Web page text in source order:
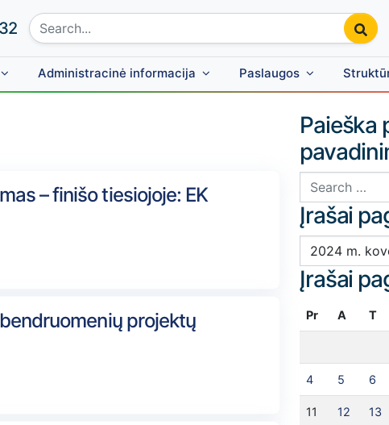
Search site:
Administracinė informacija Paslaugos
– finišo tiesiojoje: EK
projektų
Paieška
Search for:
Įrašai
Įrašai pagal
Įrašai
Pr A T
4 5 6
11 12 13